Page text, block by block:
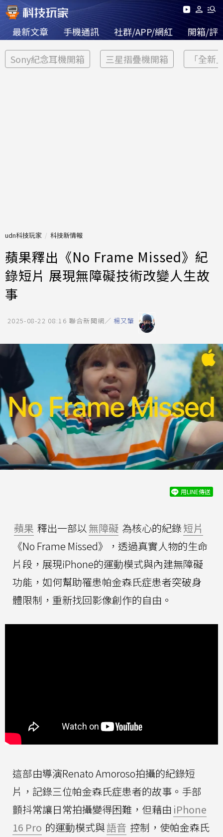
最新文章 手機通訊 社群/APP/網紅 開箱/評
Sony紀念耳機開箱 三星摺疊機開箱 「全新
udn科技玩家 科技新情報
蘋果釋出《No Frame Missed》紀
錄短片 展現無障礙技術改變人生故
事
2025-08-22 08:16 聯合新聞網／ 楊又肇
用LINE傳送
蘋果 釋出一部以無障礙 為核心的紀錄短片
《No Frame Missed》，透過真實人物的生命
片段，展現iPhone的運動模式與內建無障礙
功能，如何幫助罹患帕金森氏症患者突破身
體限制，重新找回影像創作的自由。
這部由導演Renato Amoroso拍攝的紀錄短
片，記錄三位帕金森氏症患者的故事。手部
顫抖常讓日常拍攝變得困難，但藉由 iPhone
16 Pro 的運動模式與語音 控制，使帕金森氏